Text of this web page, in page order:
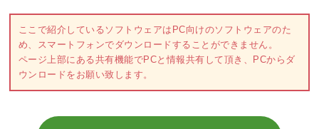
ここで紹介しているソフトウェアはPC向けのソフトウェアのた
め、スマートフォンでダウンロードすることができません。
ページ上部にある共有機能でPCと情報共有して頂き、PCからダ
ウンロードをお願い致します。